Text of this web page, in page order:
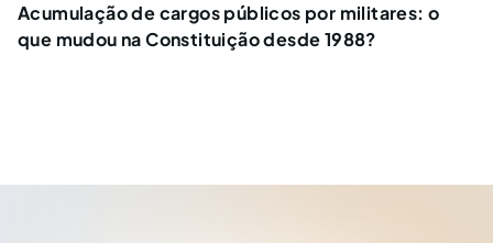
Acumulação de cargos públicos por militares: o
que mudou na Constituição desde 1988?